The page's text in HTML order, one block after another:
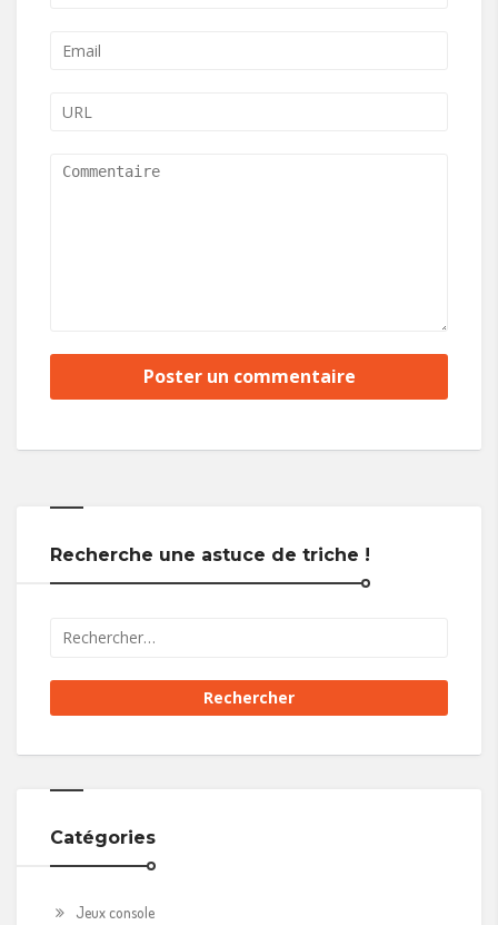
Recherche une astuce de triche !
Catégories
Jeux console